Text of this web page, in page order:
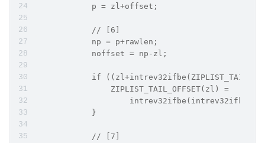
            p = zl+offset;
            // [6]
            np = p+rawlen;
            noffset = np-zl;
if
                ZIPLIST_TAIL_OFFSET(zl) =
            }
            // [7]